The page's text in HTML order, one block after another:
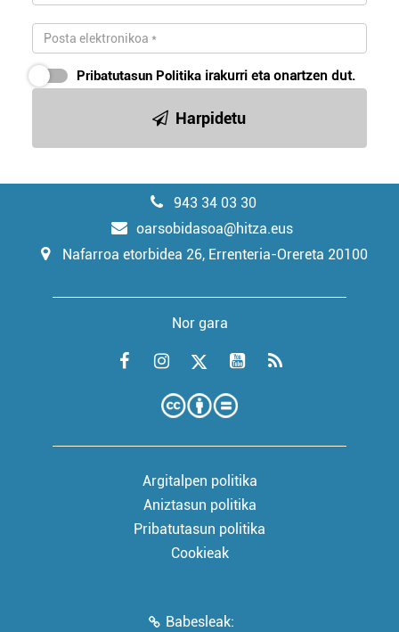
Pribatutasun Politika irakurri eta onartzen dut.
Harpidetu
943 34 03 30
oarsobidasoa@hitza.eus
Nafarroa etorbidea 26, Errenteria-Orereta 20100
Nor gara
Argitalpen politika
Aniztasun politika
Pribatutasun politika
Cookieak
Babesleak: